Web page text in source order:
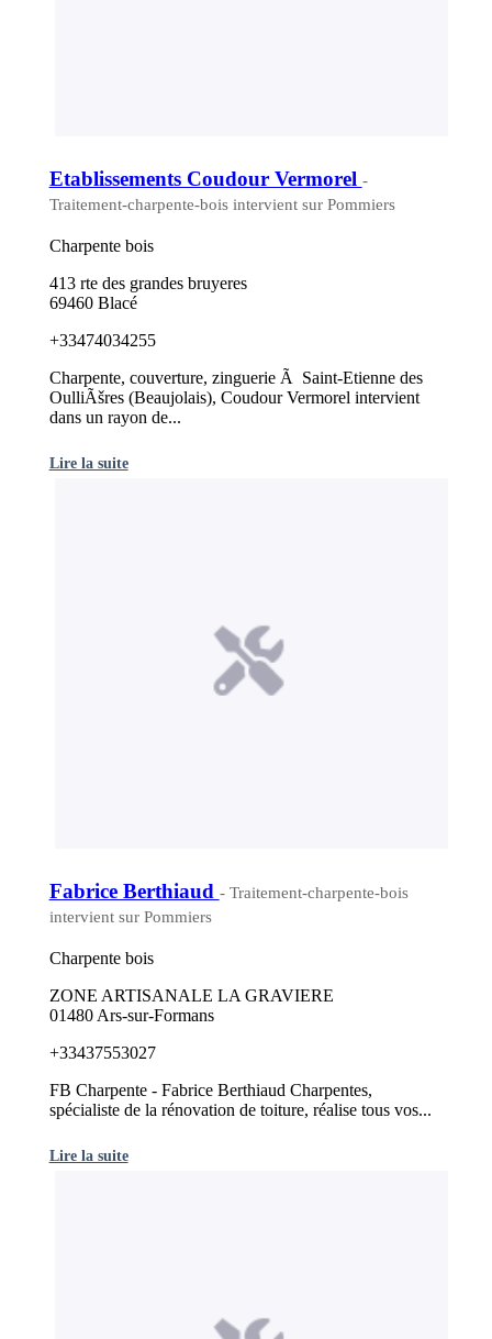
Etablissements Coudour Vermorel -
Traitement-charpente-bois intervient sur Pommiers
Charpente bois
413 rte des grandes bruyeres
69460 Blacé
+33474034255
Charpente, couverture, zinguerie Ã Saint-Etienne des
OulliÃšres (Beaujolais), Coudour Vermorel intervient
dans un rayon de...
Lire la suite
Fabrice Berthiaud - Traitement-charpente-bois
intervient sur Pommiers
Charpente bois
ZONE ARTISANALE LA GRAVIERE
01480 Ars-sur-Formans
+33437553027
FB Charpente - Fabrice Berthiaud Charpentes,
spécialiste de la rénovation de toiture, réalise tous vos...
Lire la suite